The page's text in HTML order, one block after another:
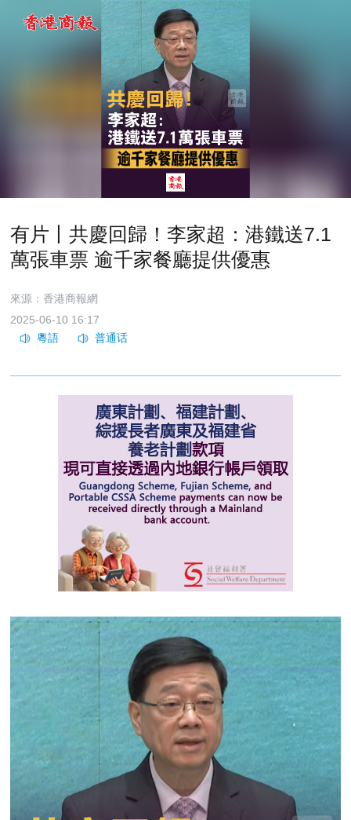
有片丨共慶回歸！李家超：港鐵送7.1
萬張車票 逾千家餐廳提供優惠
來源：香港商報網
2025-06-10 16:17